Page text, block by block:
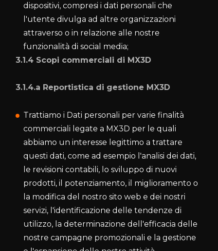
dispositivi, compresi i dati personali che
l'utente divulga ad altre organizzazioni
attraverso o in relazione alle nostre
funzionalità di social media;
3.1.4 Scopi commerciali di MX3D
3.1.4.a Reportistica di gestione MX3D
Trattiamo i Dati personali per varie finalità
commerciali legate a MX3D per le quali
abbiamo un interesse legittimo a trattare
questi dati, come ad esempio l'analisi dei dati,
le revisioni contabili, lo sviluppo di nuovi
prodotti, il potenziamento, il miglioramento o
la modifica del nostro sito web e dei nostri
servizi, l'identificazione delle tendenze di
utilizzo, la determinazione dell'efficacia delle
nostre campagne promozionali e la gestione